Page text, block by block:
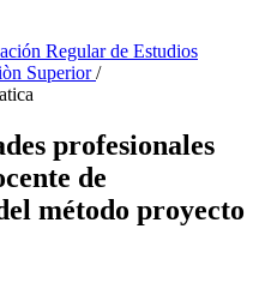
Regular de Estudios
Superior/
profesionales
de
método proyecto